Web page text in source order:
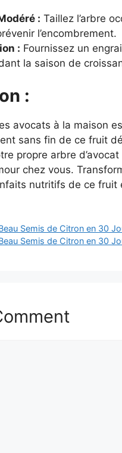
: Taillez l’arbre
l’encombrement.
: Fournissez un
la saison de
:
avocats à la maison
sans fin de ce fruit
propre arbre
chez vous.
nutritifs de ce fruit
Semis de Citron en 30
Semis de Citron en 30